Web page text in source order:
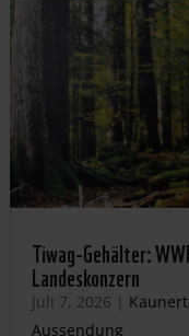
Tiwag-Gehälter:
Landeskonzern
Juli 7, 2026 |
Aussendung